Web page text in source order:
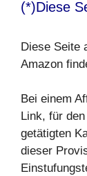
(*)Diese
Diese Seite
Amazon
Bei einem
Link, für
getätigten
dieser